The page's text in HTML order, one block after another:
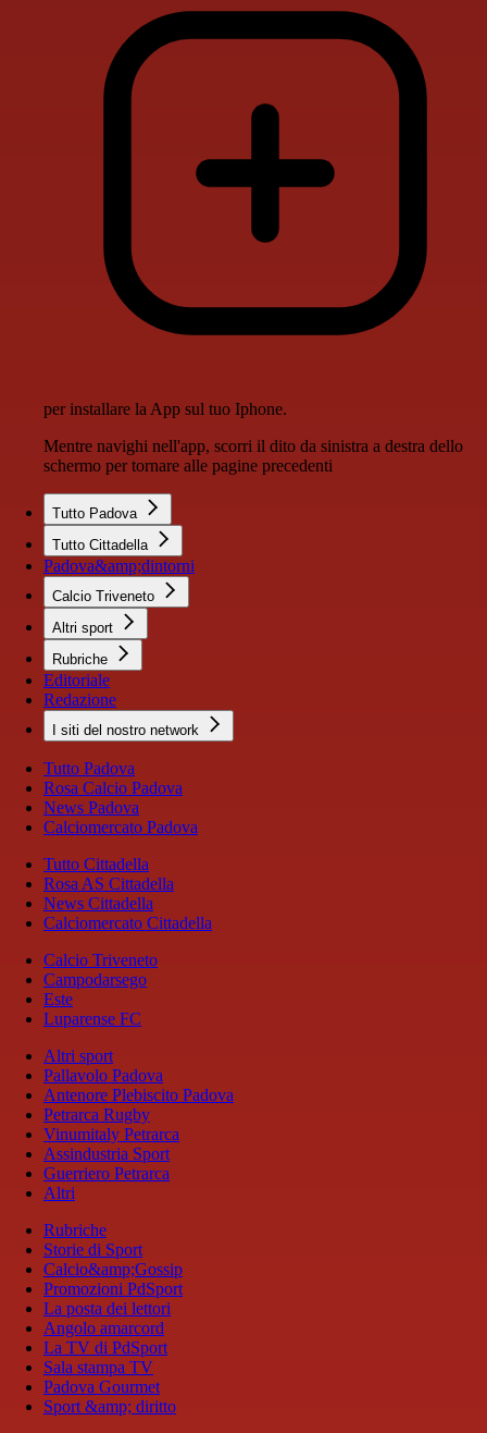
per installare la App sul tuo Iphone.
Mentre navighi nell'app, scorri il dito da sinistra a destra dello
schermo per tornare alle pagine precedenti
Tutto Padova
Tutto Cittadella
Padova&amp;dintorni
Calcio Triveneto
Altri sport
Rubriche
Editoriale
Redazione
I siti del nostro network
Tutto Padova
Rosa Calcio Padova
News Padova
Calciomercato Padova
Tutto Cittadella
Rosa AS Cittadella
News Cittadella
Calciomercato Cittadella
Calcio Triveneto
Campodarsego
Este
Luparense FC
Altri sport
Pallavolo Padova
Antenore Plebiscito Padova
Petrarca Rugby
Vinumitaly Petrarca
Assindustria Sport
Guerriero Petrarca
Altri
Rubriche
Storie di Sport
Calcio&amp;Gossip
Promozioni PdSport
La posta dei lettori
Angolo amarcord
La TV di PdSport
Sala stampa TV
Padova Gourmet
Sport &amp; diritto